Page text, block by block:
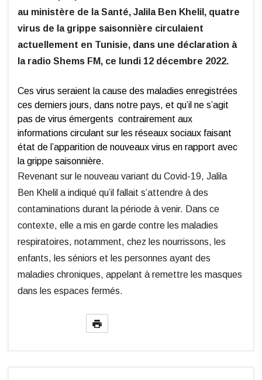
au ministère de la Santé, Jalila Ben Khelil, quatre
virus de la grippe saisonnière circulaient
actuellement en Tunisie, dans une déclaration à
la radio Shems FM, ce lundi 12 décembre 2022.
Ces virus seraient la cause des maladies enregistrées
ces derniers jours, dans notre pays, et qu’il ne s’agit
pas de virus émergents contrairement aux
informations circulant sur les réseaux sociaux faisant
état de l’apparition de nouveaux virus en rapport avec
la grippe saisonnière.
Revenant sur le nouveau variant du Covid-19, Jalila
Ben Khelil a indiqué qu’il fallait s’attendre à des
contaminations durant la période à venir. Dans ce
contexte, elle a mis en garde contre les maladies
respiratoires, notamment, chez les nourrissons, les
enfants, les séniors et les personnes ayant des
maladies chroniques, appelant à remettre les masques
dans les espaces fermés.